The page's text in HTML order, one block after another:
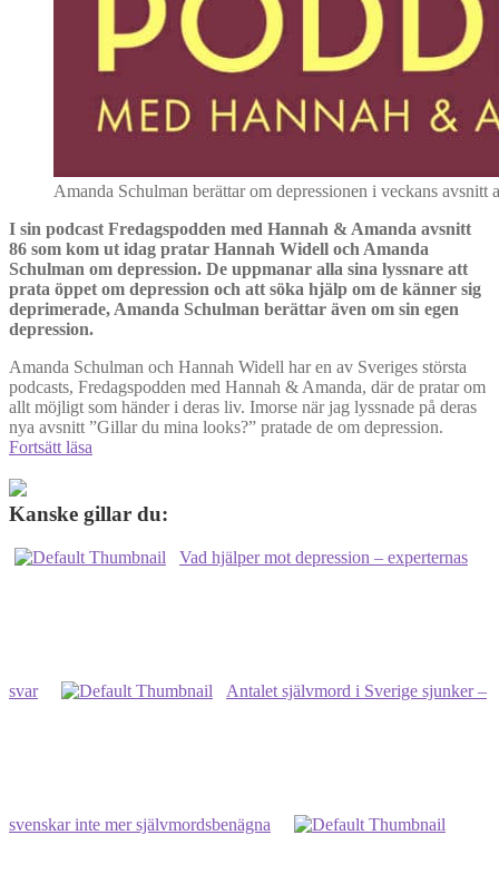
Amanda Schulman berättar om depressionen i veckans avsnitt
I sin podcast Fredagspodden med Hannah & Amanda avsnitt
86 som kom ut idag pratar Hannah Widell och Amanda
Schulman om depression. De uppmanar alla sina lyssnare att
prata öppet om depression och att söka hjälp om de känner sig
deprimerade, Amanda Schulman berättar även om sin egen
depression.
Amanda Schulman och Hannah Widell har en av Sveriges största
podcasts, Fredagspodden med Hannah & Amanda, där de pratar om
allt möjligt som händer i deras liv. Imorse när jag lyssnade på deras
nya avsnitt ”Gillar du mina looks?” pratade de om depression.
Fortsätt läsa
Hannah
Widell
depression
Kanske gillar du:
Vad hjälper mot depression – experternas
svar Antalet självmord i Sverige sjunker –
svenskar inte mer självmordsbenägna